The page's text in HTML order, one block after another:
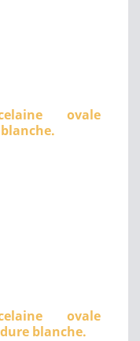
ovale
ovale
blanche.